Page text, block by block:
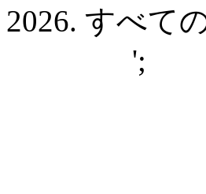
2026. すべて
';